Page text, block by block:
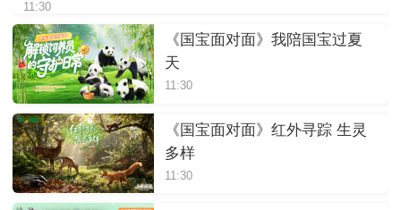
11:30
《国宝面对面》我陪国宝过夏
天
11:30
《国宝面对面》红外寻踪 生灵
多样
11:30